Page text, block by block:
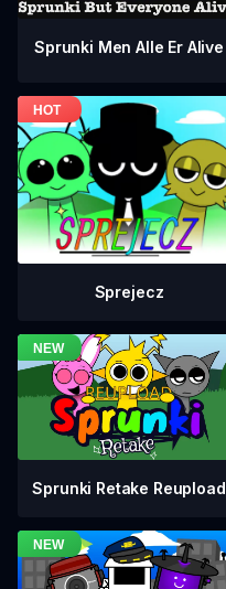
Sprunki Men Alle Er Alive
Sprejecz
Sprunki Retake Reupload